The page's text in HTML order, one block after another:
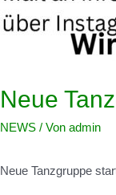
Neue
NEWS / Vonadmin
Neue Tanzgruppe